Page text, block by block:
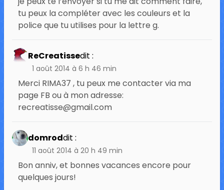
tu peux la compléter avec les couleurs et la
police que tu utilises pour la lettre g.
ReCreatissedit :
1 août 2014 à 6 h 46 min
Merci RIMA37 , tu peux me contacter via ma
page FB ou à mon adresse:
recreatisse@gmail.com
domroddit :
11 août 2014 à 20 h 49 min
Bon anniv, et bonnes vacances encore pour
quelques jours!